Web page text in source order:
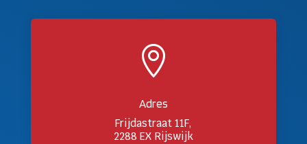

Adres
Frijdastraat 11F,
2288 EX Rijswijk